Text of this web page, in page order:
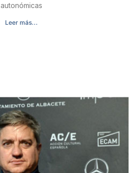
autonómicas
Leer más...